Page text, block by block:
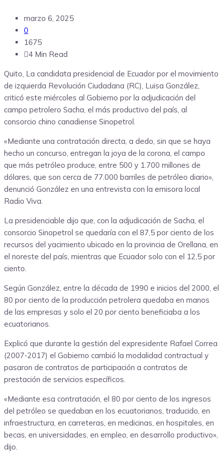
marzo 6, 2025
0
1675
4 Min Read
Quito, La candidata presidencial de Ecuador por el movimiento
de izquierda Revolución Ciudadana (RC), Luisa González,
criticó este miércoles al Gobierno por la adjudicación del
campo petrolero Sacha, el más productivo del país, al
consorcio chino canadiense Sinopetrol.
«Mediante una contratación directa, a dedo, sin que se haya
hecho un concurso, entregan la joya de la corona, el campo
que más petróleo produce, entre 500 y 1.700 millones de
dólares, que son cerca de 77.000 barriles de petróleo diario»,
denunció González en una entrevista con la emisora local
Radio Viva.
La presidenciable dijo que, con la adjudicación de Sacha, el
consorcio Sinopetrol se quedaría con el 87,5 por ciento de los
recursos del yacimiento ubicado en la provincia de Orellana, en
el noreste del país, mientras que Ecuador solo con el 12,5 por
ciento.
Según González, entre la década de 1990 e inicios del 2000, el
80 por ciento de la producción petrolera quedaba en manos
de las empresas y solo el 20 por ciento beneficiaba a los
ecuatorianos.
Explicó que durante la gestión del expresidente Rafael Correa
(2007-2017) el Gobierno cambió la modalidad contractual y
pasaron de contratos de participación a contratos de
prestación de servicios específicos.
«Mediante esa contratación, el 80 por ciento de los ingresos
del petróleo se quedaban en los ecuatorianos, traducido, en
infraestructura, en carreteras, en medicinas, en hospitales, en
becas, en universidades, en empleo, en desarrollo productivo»,
dijo.